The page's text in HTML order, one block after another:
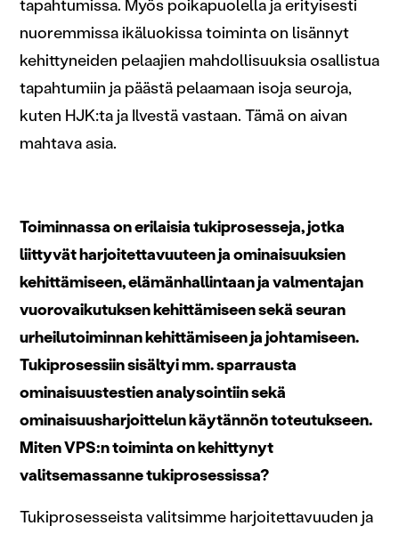
tapahtumissa. Myös poikapuolella ja erityisesti
nuoremmissa ikäluokissa toiminta on lisännyt
kehittyneiden pelaajien mahdollisuuksia osallistua
tapahtumiin ja päästä pelaamaan isoja seuroja,
kuten HJK:ta ja Ilvestä vastaan. Tämä on aivan
mahtava asia.
Toiminnassa on erilaisia tukiprosesseja, jotka
liittyvät harjoitettavuuteen ja ominaisuuksien
kehittämiseen, elämänhallintaan ja valmentajan
vuorovaikutuksen kehittämiseen sekä seuran
urheilutoiminnan kehittämiseen ja johtamiseen.
Tukiprosessiin sisältyi mm. sparrausta
ominaisuustestien analysointiin sekä
ominaisuusharjoittelun käytännön toteutukseen.
Miten VPS:n toiminta on kehittynyt
valitsemassanne tukiprosessissa?
Tukiprosesseista valitsimme harjoitettavuuden ja